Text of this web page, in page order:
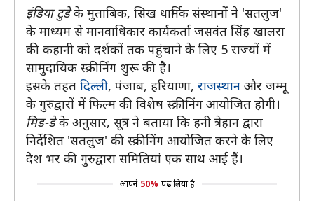
इंडिया टुडेके मुताबिक, सिख धार्मिक संस्थानों ने 'सतलुज'
के माध्यम से मानवाधिकार कार्यकर्ता जसवंत सिंह खालरा
की कहानी को दर्शकों तक पहुंचाने के लिए 5 राज्यों में
सामुदायिक स्क्रीनिंग शुरू की है।
इसके तहत दिल्ली, पंजाब, हरियाणा, राजस्थान और जम्मू
के गुरुद्वारों में फिल्म की विशेष स्क्रीनिंग आयोजित होगी।
मिड-डेके अनुसार, सूत्र ने बताया कि हनी त्रेहान द्वारा
निर्देशित 'सतलुज' की स्क्रीनिंग आयोजित करने के लिए
देश भर की गुरुद्वारा समितियां एक साथ आई हैं।
आपने 50% पढ़ लिया है